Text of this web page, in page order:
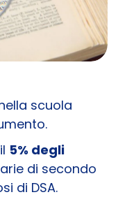
scuola
5% degli
di secondo
di DSA.